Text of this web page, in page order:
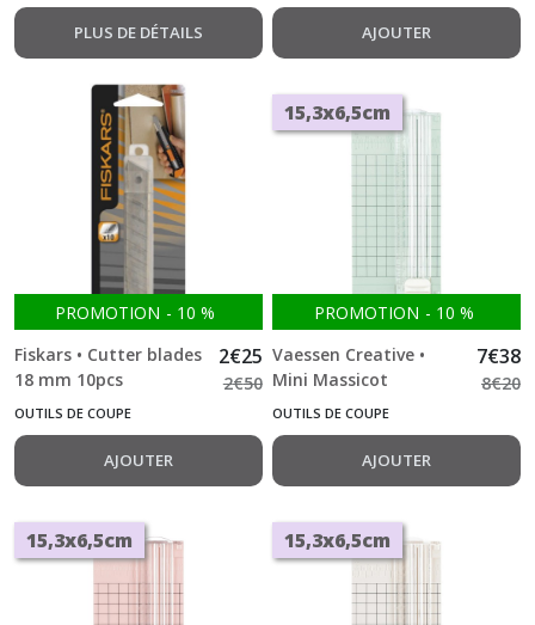
PLUS DE DÉTAILS AJOUTER
PROMOTION - 10 %
Fiskars • Cutter blades
18 mm 10pcs
Recharges
2€25
2€50
OUTILS DE COUPE
AJOUTER
15,3x6,5cm
PROMOTION - 10 %
Vaessen Creative •
Mini Massicot
15,3x6,5cm Menthe
7€38
8€20
OUTILS DE COUPE
AJOUTER
15,3x6,5cm 15,3x6,5cm